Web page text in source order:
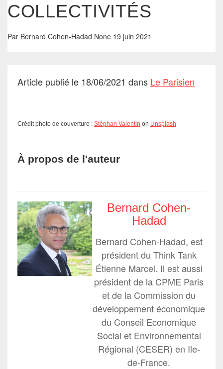
COLLECTIVITÉS
Par Bernard Cohen-Hadad None 19 juin 2021
Article publié le 18/06/2021 dans Le Parisien
Crédit photo de couverture : Stéphan Valentin on Unsplash
À propos de l'auteur
Bernard Cohen-
Hadad
Bernard Cohen-Hadad, est
président du Think Tank
Étienne Marcel. Il est aussi
président de la CPME Paris
et de la Commission du
développement économique
du Conseil Economique
Social et Environnemental
Régional (CESER) en Ile-
de-France.